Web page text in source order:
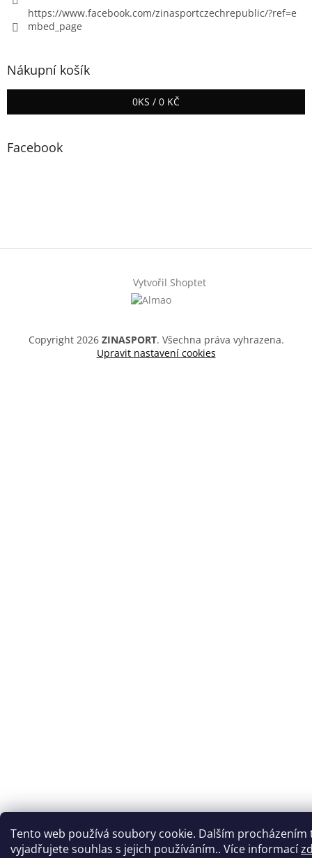
Tento web používá soubory cookie. Dalším
vyjadřujete souhlas s jejich používáním.. Více informací
https://www.facebook.com/zinasportczechrepublic/?ref=e
mbed_page
Nákupní košík
0KS / 0 KČ
Facebook
Vytvořil Shoptet
Copyright 2026 ZINASPORT. Všechna práva vyhrazena.
Upravit nastavení cookies